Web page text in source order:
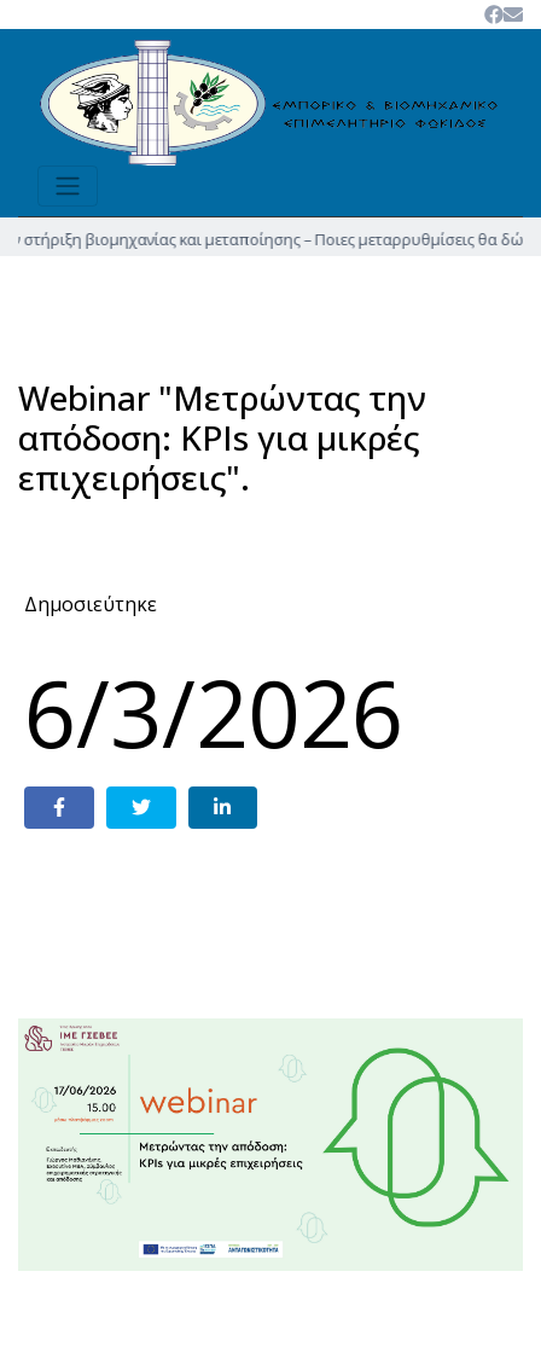
βιομηχανίας και μεταποίησης – Ποιες μεταρρυθμίσεις θα δώσουν νέα
Webinar "Μετρώντας την
απόδοση: KPIs για μικρές
επιχειρήσεις".
Δημοσιεύτηκε
6/3/2026